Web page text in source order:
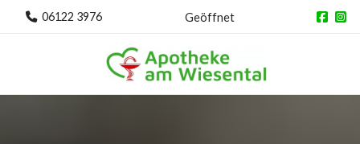
06122 3976 Geöffnet